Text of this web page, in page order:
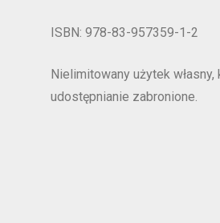
ISBN: 978-83-957359-1-2
Nielimitowany użytek własny,
udostępnianie zabronione.